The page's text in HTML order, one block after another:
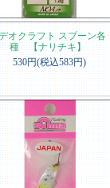
オクラフト スプーン各
種 【ナリチキ】
530円(税込583円)